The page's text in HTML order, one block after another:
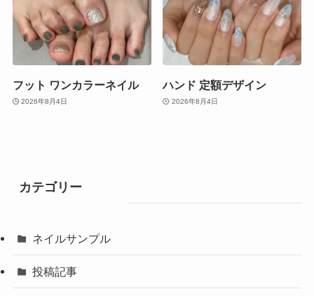
フット ワンカラーネイル
2026年8月4日
ハンド 定額デザイン
2026年8月4日
カテゴリー
ネイルサンプル
投稿記事